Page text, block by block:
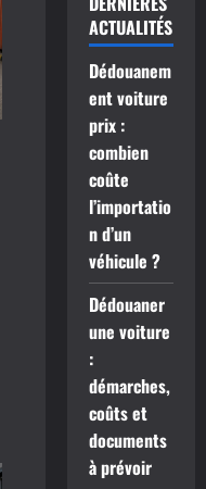
ACTUALITÉS
Dédouanem
ent voiture
prix :
combien
coûte
l’importatio
n d’un
véhicule ?
Dédouaner
une voiture
:
démarches,
coûts et
documents
à prévoir